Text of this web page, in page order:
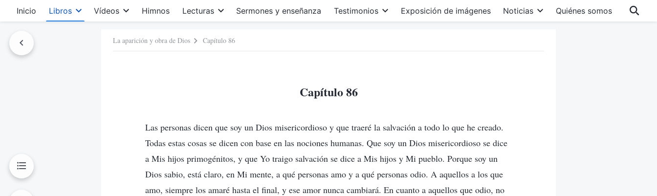
Inicio Libros Vídeos Himnos Lecturas Sermones y enseñanza Testimonios Exposición de imágenes Noticias Quiénes somos
La aparición y obra de Dios Capítulo 86
Capítulo 86
Las personas dicen que soy un Dios misericordioso y que traeré la salvación a todo lo que he creado.
Todas estas cosas se dicen con base en las nociones humanas. Que soy un Dios misericordioso se dice
a Mis hijos primogénitos, y que Yo traigo salvación se dice a Mis hijos y Mi pueblo. Porque soy un
Dios sabio, está claro, en Mi mente, a qué personas amo y a qué personas odio. A aquellos a los que
amo, siempre los amaré hasta el final, y ese amor nunca cambiará. En cuanto a aquellos que odio, no